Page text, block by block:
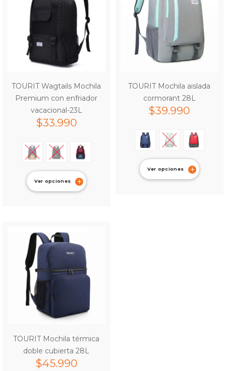
TOURIT Wagtails Mochila
Premium con enfriador
vacacional-23L
$33.990
Ver opciones
TOURIT Mochila aislada
cormorant 28L
$39.990
Ver opciones
TOURIT Mochila térmica
doble cubierta 28L
$45.990